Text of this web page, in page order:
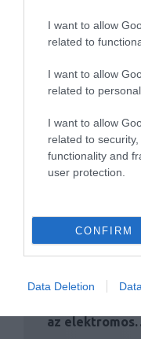
I want to allow
related to
I want to allow
related to
I want to allow
related to
functionality and
user protection.
CONFIRM
Data Deletion
Ezt az
biztosítódnak
az